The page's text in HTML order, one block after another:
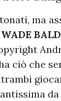
ma
WADE
ciò che